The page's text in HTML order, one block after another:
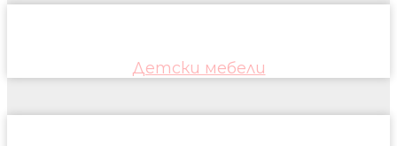
Детски мебели